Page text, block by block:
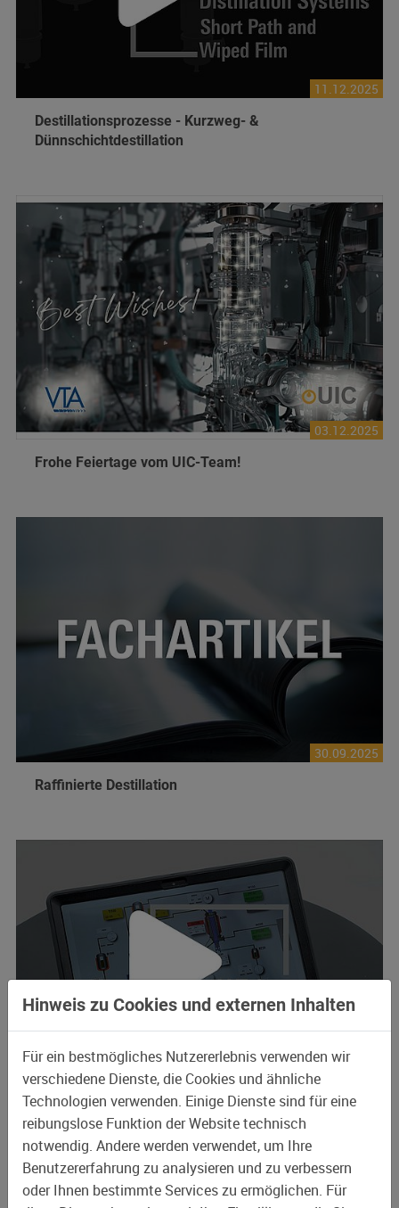
11.12.2025
Destillationsprozesse - Kurzweg- &
Dünnschichtdestillation
03.12.2025
Frohe Feiertage vom UIC-Team!
30.09.2025
Raffinierte Destillation
09.07.2025
V-Tab – Smart Distillation Control
Hinweis zu Cookies und externen Inhalten
Für ein bestmögliches Nutzererlebnis verwenden wir
verschiedene Dienste, die Cookies und ähnliche
Technologien verwenden. Einige Dienste sind für eine
reibungslose Funktion der Website technisch
notwendig. Andere werden verwendet, um Ihre
Benutzererfahrung zu analysieren und zu verbessern
oder Ihnen bestimmte Services zu ermöglichen. Für